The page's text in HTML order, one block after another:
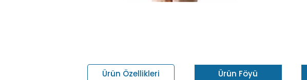
Ürün Özellikleri Ürün Föyü